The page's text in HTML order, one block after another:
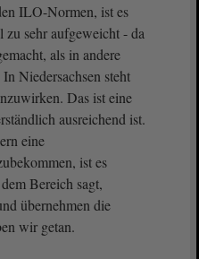
ILO-Normen, ist es
sehr aufgeweicht - da
als in andere
Niedersachsen steht
Das ist eine
ausreichend ist.
eine
ist es
Bereich sagt,
übernehmen die
wir getan.